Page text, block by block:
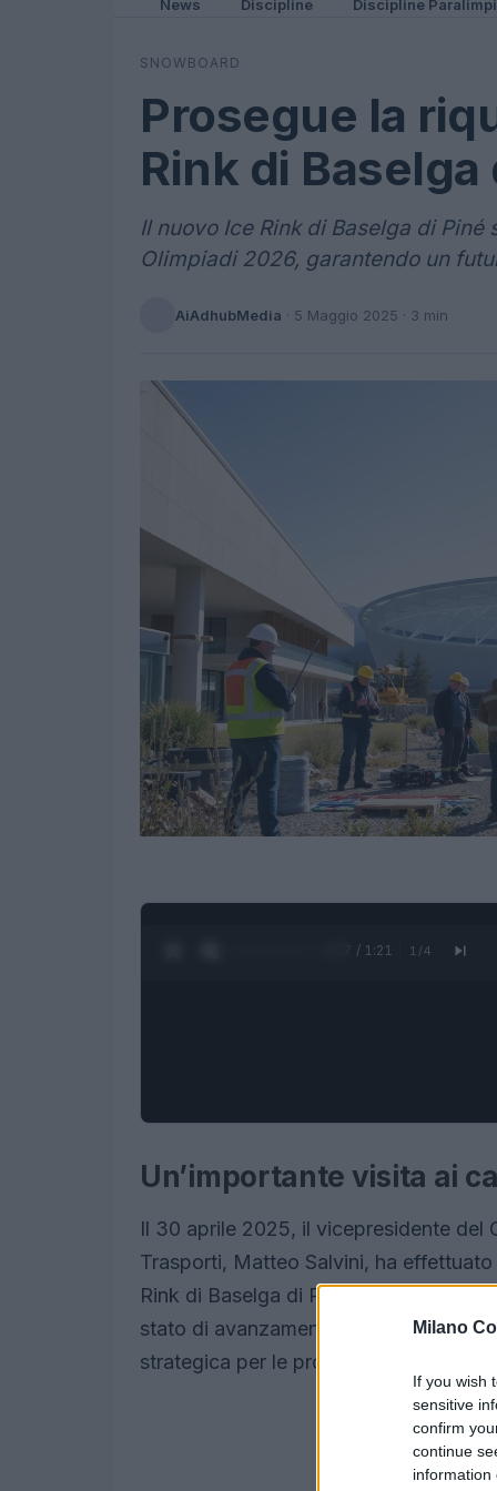
Milano
If you wish
sensitive
confirm
continue
information
News Discipline Discipline
SNOWBOARD
Prosegue la
Rink di Baselga
Il nuovo Ice Rink di Baselga di
Olimpiadi 2026, garantendo un
AiAdhubMedia · 5 Maggio 2025 · 3 min
0:28 / 1:21 1 /4
Un’importante visita ai
Il 30 aprile 2025, il vicepresidente del
Trasporti, Matteo Salvini, ha
Rink di Baselga di Piné, in Trentino.
stato di avanzamento dei lavori di
strategica per le prossime Olimpiadi